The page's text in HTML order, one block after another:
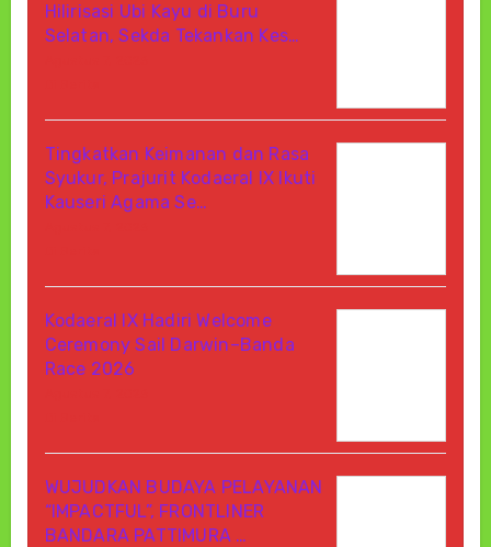
Hilirisasi Ubi Kayu di Buru
Selatan, Sekda Tekankan Kes…
Tingkatkan Keimanan dan Rasa
Syukur, Prajurit Kodaeral IX Ikuti
Kauseri Agama Se…
Kodaeral IX Hadiri Welcome
Ceremony Sail Darwin–Banda
Race 2026
WUJUDKAN BUDAYA PELAYANAN
“IMPACTFUL”, FRONTLINER
BANDARA PATTIMURA …